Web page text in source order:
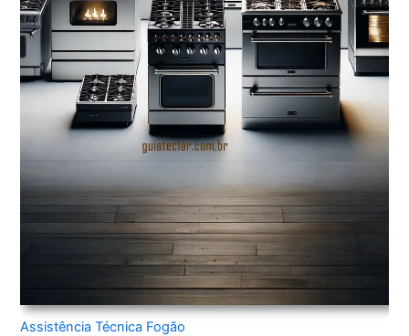
Assistência Técnica Fogão